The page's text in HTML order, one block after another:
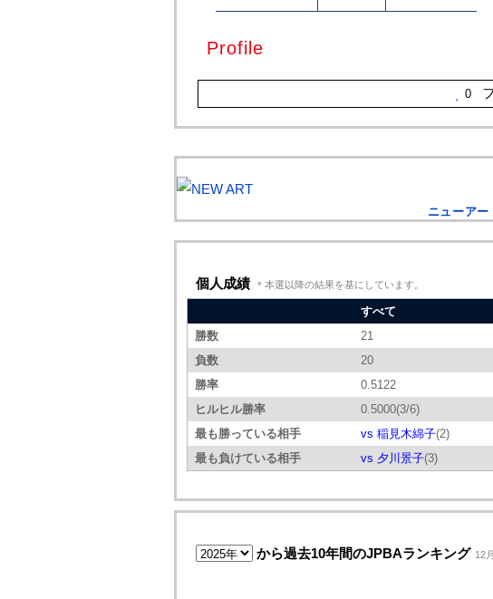
Profile
0
ニューアー
個人成績 ＊本選以降の結果を基にしています。
すべて
勝数
21
負数
20
勝率
0.5122
ヒルヒル勝率
0.5000(3/6)
最も勝っている相手
vs 稲見木綿子(2)
最も負けている相手
vs 夕川景子(3)
から過去10年間のJPBAランキング 12